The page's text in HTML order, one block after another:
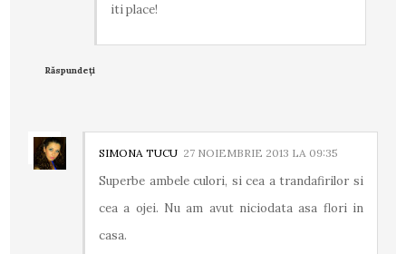
iti place!
Răspundeți
SIMONA TUCU 27 NOIEMBRIE 2013 LA 09:35
Superbe ambele culori, si cea a trandafirilor si
cea a ojei. Nu am avut niciodata asa flori in
casa.